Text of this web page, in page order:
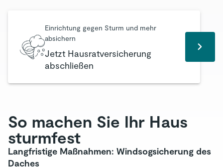
Einrichtung gegen Sturm und mehr
absichern
Jetzt Hausratversicherung
abschließen
So machen Sie Ihr Haus
sturmfest
Langfristige Maßnahmen: Windsogsicherung des
Daches